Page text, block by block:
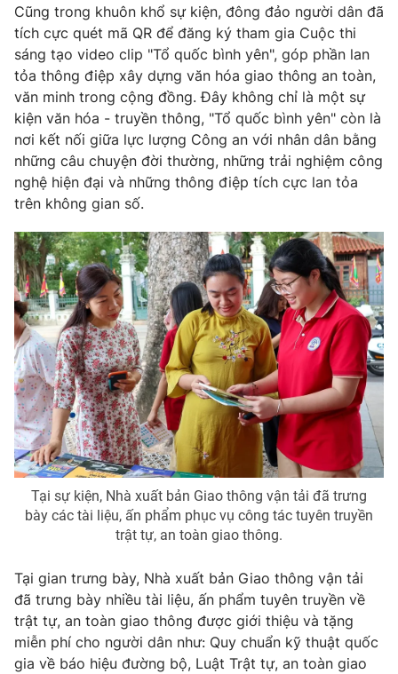
Cũng trong khuôn khổ sự kiện, đông đảo người dân đã
tích cực quét mã QR để đăng ký tham gia Cuộc thi
sáng tạo video clip "Tổ quốc bình yên", góp phần lan
tỏa thông điệp xây dựng văn hóa giao thông an toàn,
văn minh trong cộng đồng. Đây không chỉ là một sự
kiện văn hóa - truyền thông, "Tổ quốc bình yên" còn là
nơi kết nối giữa lực lượng Công an với nhân dân bằng
những câu chuyện đời thường, những trải nghiệm công
nghệ hiện đại và những thông điệp tích cực lan tỏa
trên không gian số.
Tại sự kiện, Nhà xuất bản Giao thông vận tải đã trưng
bày các tài liệu, ấn phẩm phục vụ công tác tuyên truyền
trật tự, an toàn giao thông.
Tại gian trưng bày, Nhà xuất bản Giao thông vận tải
đã trưng bày nhiều tài liệu, ấn phẩm tuyên truyền về
trật tự, an toàn giao thông được giới thiệu và tặng
miễn phí cho người dân như: Quy chuẩn kỹ thuật quốc
gia về báo hiệu đường bộ, Luật Trật tự, an toàn giao